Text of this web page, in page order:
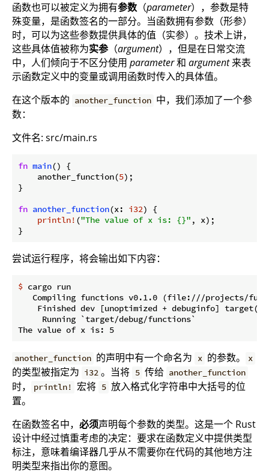
函数也可以被定义为拥有参数（parameter），参数是特
殊变量，是函数签名的一部分。当函数拥有参数（形参）
时，可以为这些参数提供具体的值（实参）。技术上讲，
这些具体值被称为实参（argument），但是在日常交流
中，人们倾向于不区分使用 parameter和 argument来表
示函数定义中的变量或调用函数时传入的具体值。
在这个版本的 another_function 中，我们添加了一个参
数：
文件名: src/main.rs
fn main() {
    another_function(
5);
}
fn another_function(x: i32) {
println! ("The value of x is: {}" , x);
}
尝试运行程序，将会输出如下内容：
$ cargo run
Compiling functions v0.1.0 (file:///projects/
Finished dev [unoptimized + debuginfo]
     Running `target/debug/functions`
another_function 的声明中有一个命名为 x 的参数。 x
的类型被指定为 i32 。当将 5 传给 another_function
时， println! 宏将 5 放入格式化字符串中大括号的位
置。
在函数签名中， 必须声明每个参数的类型。这是一个 Rust
设计中经过慎重考虑的决定：要求在函数定义中提供类型
标注，意味着编译器几乎从不需要你在代码的其他地方注
明类型来指出你的意图。